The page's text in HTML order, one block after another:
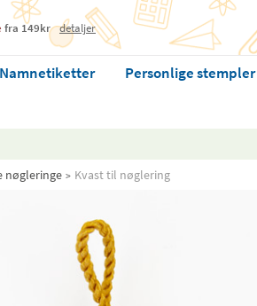
fra 149kr detaljer
Namnetiketter Personlige stempler
nøgleringe Kvast til nøglering